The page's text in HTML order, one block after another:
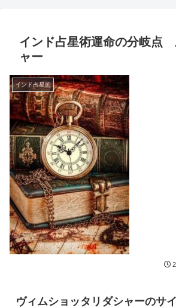
インド占星術運命の分岐点
ャー
インド占星術
ヴィムショッタリダシャーのサ